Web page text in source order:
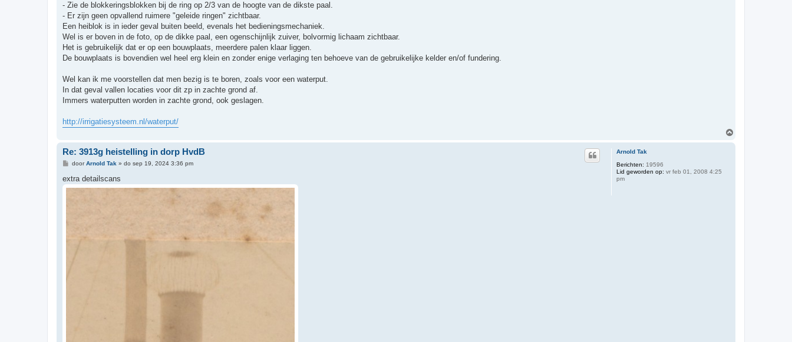
- Zie de blokkeringsblokken bij de ring op 2/3 van de hoogte van de dikste paal.
- Er zijn geen opvallend ruimere "geleide ringen" zichtbaar.
Een heiblok is in ieder geval buiten beeld, evenals het bedieningsmechaniek.
Wel is er boven in de foto, op de dikke paal, een ogenschijnlijk zuiver, bolvormig lichaam zichtbaar.
Het is gebruikelijk dat er op een bouwplaats, meerdere palen klaar liggen.
De bouwplaats is bovendien wel heel erg klein en zonder enige verlaging ten behoeve van de gebruikelijke kelder en/of fundering.
Wel kan ik me voorstellen dat men bezig is te boren, zoals voor een waterput.
In dat geval vallen locaties voor dit zp in zachte grond af.
Immers waterputten worden in zachte grond, ook geslagen.
http://irrigatiesysteem.nl/waterput/
Arnold Tak
Berichten: 19596
Lid geworden op: vr feb 01, 2008 4:25
pm
Re: 3913g heistelling in dorp HvdB
B
r
i
doorArnold Tak » do sep 19, 2024 3:36 pm
extra detailscans